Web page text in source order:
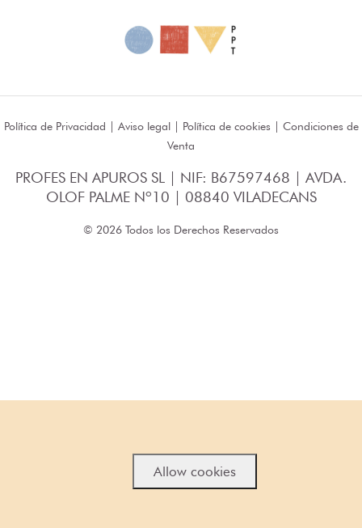
Política de Privacidad | Aviso legal| Política de cookies | Condiciones de
Venta
PROFES EN APUROS SL | NIF: B67597468 | AVDA.
OLOF PALME Nº10 | 08840 VILADECANS
© 2026 Todos los Derechos Reservados
Allow cookies